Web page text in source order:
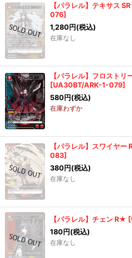
【パラレル】テキサス
076]
1,280円(税込)
在庫なし
【パラレル】フロストリ
[UA30BT/ARK-1-079]
580円(税込)
在庫わずか
【パラレル】スワイヤー
083]
380円(税込)
在庫なし
【パラレル】チェン R★ [
180円(税込)
在庫なし